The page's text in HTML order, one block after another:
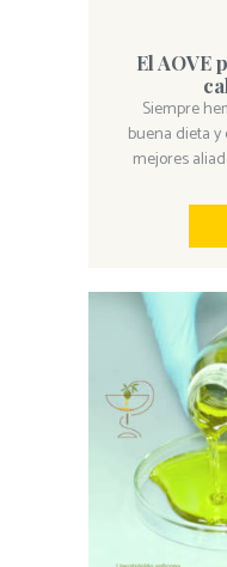
El AOVE
Siempre
buena dieta
mejores